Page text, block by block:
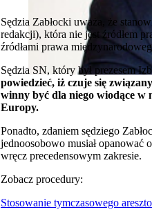
Sędzia Zabłocki uważa, że
redakcji), która nie jest źródłem
źródłami prawa
Sędzia SN, który był prezesem
powiedzieć, iż czuje się
winny być dla niego wiodące w
Europy.
Ponadto, zdaniem sędziego
jednoosobowo musiał opanować
wręcz precedensowym zakresie.
Zobacz procedury:
Stosowanie tymczasowego